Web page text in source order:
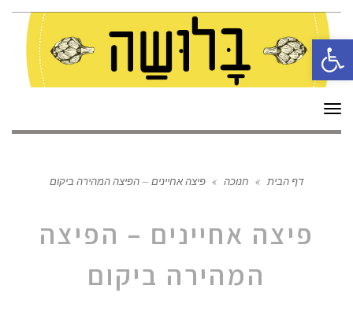
פתח סרגל נגישות
תפריט
דף הבית » חנוכה » פיצה אחיינים – הפיצה המהירה ביקום
פיצה אחיינים – הפיצה
המהירה ביקום